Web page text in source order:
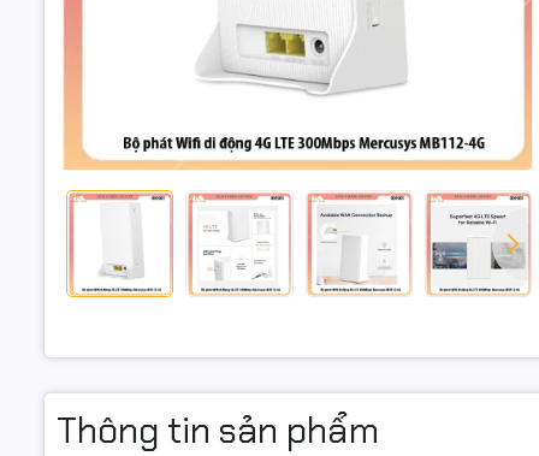
Thông tin sản phẩm
✅ Kích
⚙️ Thông
Chuẩn
Mercusys
mọi